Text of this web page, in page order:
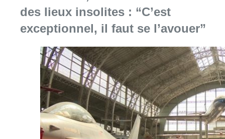
des lieux insolites : “C’est
exceptionnel, il faut se l’avouer”